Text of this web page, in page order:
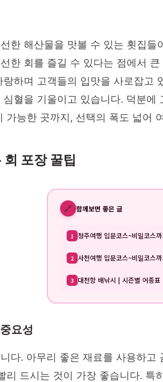
한 해산물을 맛볼 수 있는 횟집
한 회를 즐길 수 있다는 점에서
하며 고객들의 입맛을 사로잡고
혈을 기울이고 있습니다. 덕분
가능한 곳까지, 선택의 폭도 넓어
포장 꿀팁
🔗 함께보면 좋은 글
1 청주여행 입문코스~비밀코스
2 사천여행 입문코스~비밀코스
3 대천항 배낚시 | 시즌별 어종
요성
다. 아무리 좋은 재료를 사용하
리 드시는 것이 가장 좋습니다.